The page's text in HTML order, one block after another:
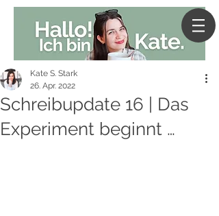
Schreibupdate 16 | Das
Experiment beginnt …
Kate S. Stark
26. Apr. 2022